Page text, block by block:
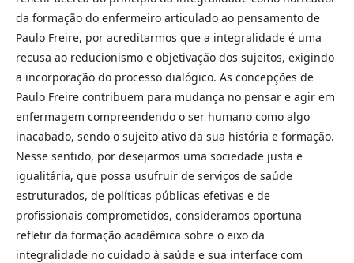
da formação do enfermeiro articulado ao pensamento de
Paulo Freire, por acreditarmos que a integralidade é uma
recusa ao reducionismo e objetivação dos sujeitos, exigindo
a incorporação do processo dialógico. As concepções de
Paulo Freire contribuem para mudança no pensar e agir em
enfermagem compreendendo o ser humano como algo
inacabado, sendo o sujeito ativo da sua história e formação.
Nesse sentido, por desejarmos uma sociedade justa e
igualitária, que possa usufruir de serviços de saúde
estruturados, de políticas públicas efetivas e de
profissionais comprometidos, consideramos oportuna
refletir da formação acadêmica sobre o eixo da
integralidade no cuidado à saúde e sua interface com